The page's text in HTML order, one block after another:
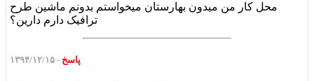
محل کار من میدون بهارستان میخواستم بدونم ماشین طرح
ترافیک دارم دارین؟
پاسخ - ۱۳۹۴/۱۲/۱۵